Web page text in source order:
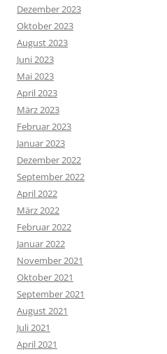
Dezember 2023
Oktober 2023
August 2023
Juni 2023
Mai 2023
April 2023
März 2023
Februar 2023
Januar 2023
Dezember 2022
September 2022
April 2022
März 2022
Februar 2022
Januar 2022
November 2021
Oktober 2021
September 2021
August 2021
Juli 2021
April 2021